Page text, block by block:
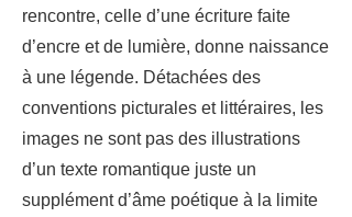
rencontre, celle d’une écriture faite
d’encre et de lumière, donne naissance
à une légende. Détachées des
conventions picturales et littéraires, les
images ne sont pas des illustrations
d’un texte romantique juste un
supplément d’âme poétique à la limite